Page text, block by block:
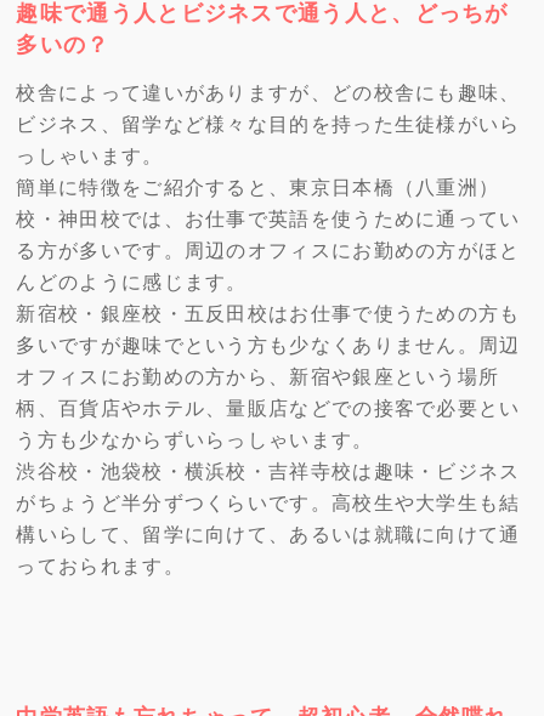
趣味で通う人とビジネスで通う人と、どっちが
多いの？
校舎によって違いがありますが、どの校舎にも趣味、
ビジネス、留学など様々な目的を持った生徒様がいら
っしゃいます。
簡単に特徴をご紹介すると、東京日本橋（八重洲）
校・神田校では、お仕事で英語を使うために通ってい
る方が多いです。周辺のオフィスにお勤めの方がほと
んどのように感じます。
新宿校・銀座校・五反田校はお仕事で使うための方も
多いですが趣味でという方も少なくありません。周辺
オフィスにお勤めの方から、新宿や銀座という場所
柄、百貨店やホテル、量販店などでの接客で必要とい
う方も少なからずいらっしゃいます。
渋谷校・池袋校・横浜校・吉祥寺校は趣味・ビジネス
がちょうど半分ずつくらいです。高校生や大学生も結
構いらして、留学に向けて、あるいは就職に向けて通
っておられます。